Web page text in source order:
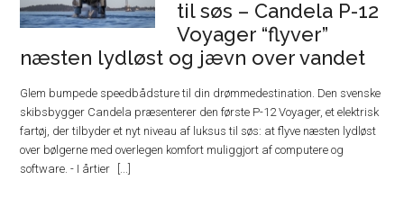
til søs – Candela P-12
Voyager “flyver”
næsten lydløst og jævn over vandet
Glem bumpede speedbådsture til din drømmedestination. Den svenske
skibsbygger Candela præsenterer den første P-12 Voyager, et elektrisk
fartøj, der tilbyder et nyt niveau af luksus til søs: at flyve næsten lydløst
over bølgerne med overlegen komfort muliggjort af computere og
software. - I årtier